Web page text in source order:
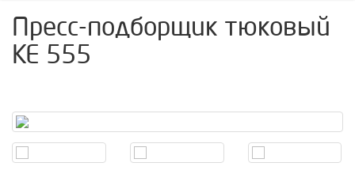
Пресс-подборщик тюковый
KE 555